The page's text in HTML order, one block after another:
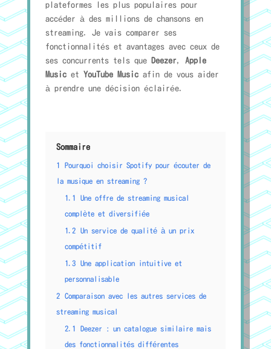
plateformes les plus populaires pour
accéder à des millions de chansons en
streaming. Je vais comparer ses
fonctionnalités et avantages avec ceux de
ses concurrents tels que
Deezer, Apple
Musicet YouTube Musicafin de vous aider
à prendre une décision éclairée.
Sommaire
1
Pourquoi choisir Spotify pour écouter de
la musique en streaming ?
1.1
Une offre de streaming musical
complète et diversifiée
1.2
Un service de qualité à un prix
compétitif
1.3
Une application intuitive et
personnalisable
2
Comparaison avec les autres services de
streaming musical
2.1
Deezer : un catalogue similaire mais
des fonctionnalités différentes